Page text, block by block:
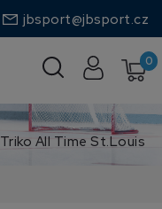
jbsport@jbsport.cz
0
Triko All Time St.Louis